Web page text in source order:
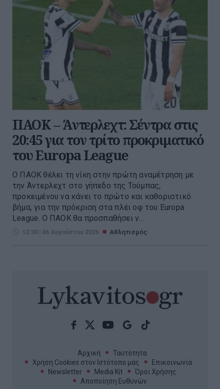
ΠΑΟΚ – Άντερλεχτ: Σέντρα στις
20:45 για τον τρίτο προκριματικό
του Europa League
Ο ΠΑΟΚ θέλει τη νίκη στην πρώτη αναμέτρηση με
την Άντερλεχτ στο γήπεδο της Τούμπας,
προκειμένου να κάνει το πρώτο και καθοριστικό
βήμα, για την πρόκριση στα πλέι οφ του Europa
League. Ο ΠΑΟΚ θα προσπαθήσει ν...
12:30 | 06 Αυγούστου 2026 Αθλητισμός
Αρχική
Ταυτότητα
Χρήση Cookies στον Ιστότοπο μας
Επικοινωνία
Newsletter
Media Kit
Όροι Χρήσης
Αποποίηση Ευθυνών